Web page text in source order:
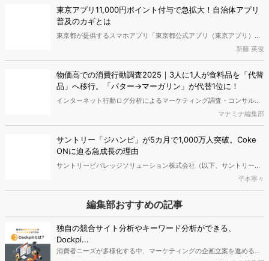
「そもそも計測が正しいか不安」といった壁に突き当たり、足が止ま
ってしまう現場は少なくありません。本資料は、そんなアプリデータ
活用に悩む初心者の方が、具体的なアクションを導き出すための実践
ガイドです。ユーザーの離脱ポイント等を特定する「具体的な分析事
例」を紹介すると同時に、アプリデータ活用の「全体像と陥りがちな
3つの失敗・対策」についても体系的に解説しています。データを根
拠とした確かなアプリ活用の一歩を踏み出すために、ぜひ本資料をご
活用ください。
東京アプリ11,000円ポイント付与で急拡大！自治体アプリ
普及のカギとは
東京都が提供するスマホアプリ「東京都公式アプリ（東京アプリ）」
をご存じですか。2026年2月2日から「生活応援事業」と題して、都
内在住者を対象に11,000円相当のポイントを付与するキャンペーンが
開始され、注目度が高まっています。本記事ではそんな東京アプリの
ユーザーを分析し、ユーザー数獲得成功の背景を探ります。さらに、
東京アプリを含む自治体アプリの今後の展開についても考察します。
新藤 英俊
物価高での消費行動調査2025｜3人に1人が食料品を「代替
品」へ移行。「バター→マーガリン」が代替1位に！
インターネット行動ログ分析によるマーケティング調査・コンサルテ
ィングサービスを提供する株式会社ヴァリューズ（本社：東京都港
区、代表取締役社長：辻本 秀幸、以下「ヴァリューズ」）は、国内の
18歳以上の男女33,276人を対象に、直近2年間の物価高による消費行
動変化に関する消費者アンケート調査を実施しました。また、WEB行
動ログを使用し、WEB上における興味関心を分析しました。※本レポ
ートは記事末尾のフォームから無料でダウンロードできます。
マナミナ編集部
サントリー「ジハンピ」が5カ月で1,000万人突破。Coke
ONに迫る急成長の理由
サントリービバレッジソリューション株式会社（以下、サントリー）
の自販機キャッシュレスアプリ「ジハンピ」が2025年7月にユーザー
数1,000万人を突破しました。「Coke ON」など既存サービスがある
なかで、なぜジハンピが好調なのか、好調の背景を探ります。後半
は、キャッシュレス化が進行中のサービスや、将来のキャッシュレス
事情について分析しました。
平本寧々
編集部おすすめの記事
独自の競合サイト分析やキーワード分析ができる、
Dockpi...
消費者ニーズが多様化する中、マーケティングの企画立案を進める上